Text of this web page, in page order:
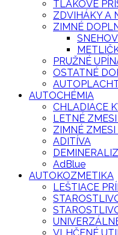
TLAKOVÉ
ZDVIHÁKY A
ZIMNÉ
PRUŽNÉ
OSTATNÉ
AUTOCHÉMIA
CHLADIACE
LETNÉ
ZIMNÉ
ADITÍVA
AdBlue
AUTOKOZMETIKA
LEŠTIACE